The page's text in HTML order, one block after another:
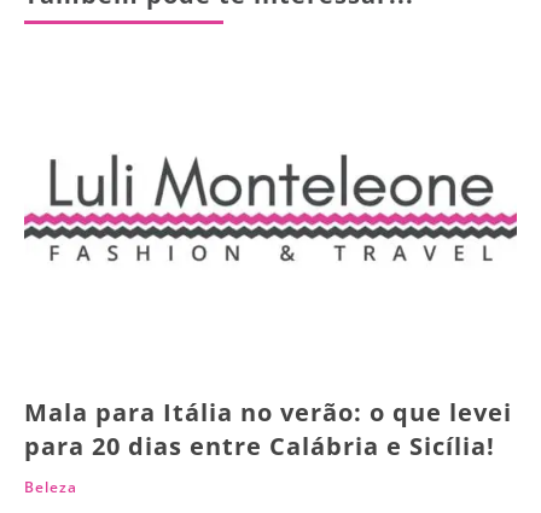
Mala para Itália no verão: o que levei
para 20 dias entre Calábria e Sicília!
Beleza